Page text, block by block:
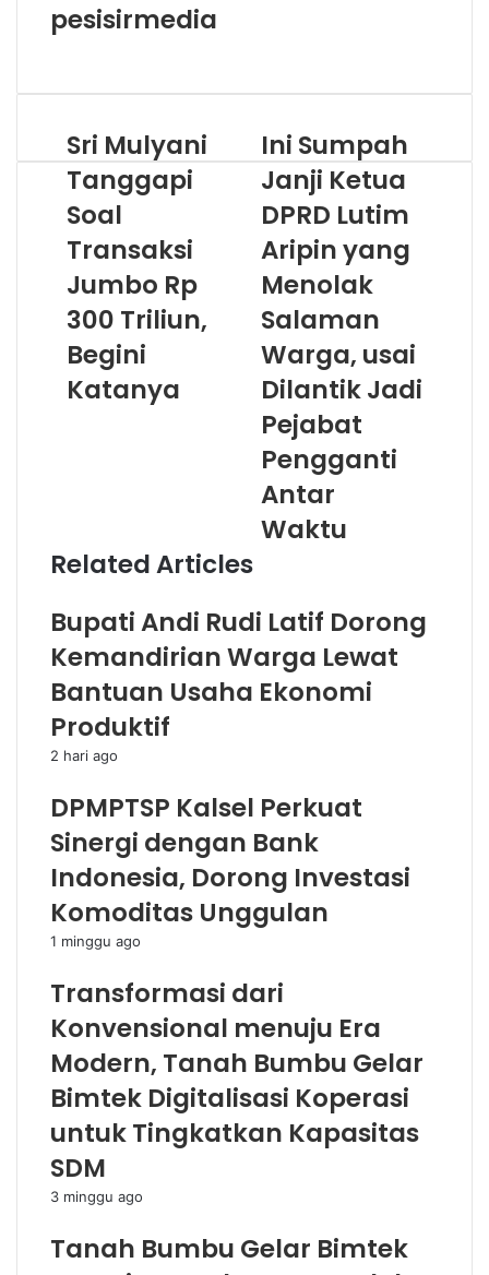
pesisirmedia
Sri Mulyani
Tanggapi
Soal
Transaksi
Jumbo Rp
300 Triliun,
Begini
Katanya
Ini Sumpah
Janji Ketua
DPRD Lutim
Aripin yang
Menolak
Salaman
Warga, usai
Dilantik Jadi
Pejabat
Pengganti
Antar
Waktu
Related Articles
Bupati Andi Rudi Latif Dorong
Kemandirian Warga Lewat
Bantuan Usaha Ekonomi
Produktif
2 hari ago
DPMPTSP Kalsel Perkuat
Sinergi dengan Bank
Indonesia, Dorong Investasi
Komoditas Unggulan
1 minggu ago
Transformasi dari
Konvensional menuju Era
Modern, Tanah Bumbu Gelar
Bimtek Digitalisasi Koperasi
untuk Tingkatkan Kapasitas
SDM
3 minggu ago
Tanah Bumbu Gelar Bimtek